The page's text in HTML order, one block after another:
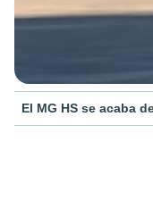
El MG HS se acaba